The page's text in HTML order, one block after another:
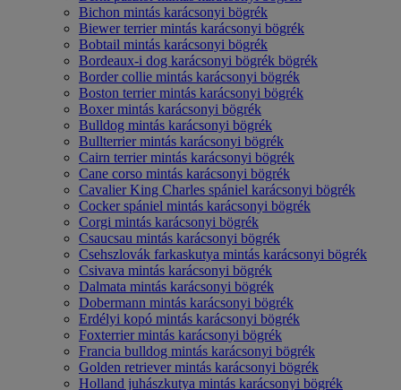
Bichon mintás karácsonyi bögrék
Biewer terrier mintás karácsonyi bögrék
Bobtail mintás karácsonyi bögrék
Bordeaux-i dog karácsonyi bögrék bögrék
Border collie mintás karácsonyi bögrék
Boston terrier mintás karácsonyi bögrék
Boxer mintás karácsonyi bögrék
Bulldog mintás karácsonyi bögrék
Bullterrier mintás karácsonyi bögrék
Cairn terrier mintás karácsonyi bögrék
Cane corso mintás karácsonyi bögrék
Cavalier King Charles spániel karácsonyi bögrék
Cocker spániel mintás karácsonyi bögrék
Corgi mintás karácsonyi bögrék
Csaucsau mintás karácsonyi bögrék
Csehszlovák farkaskutya mintás karácsonyi bögrék
Csivava mintás karácsonyi bögrék
Dalmata mintás karácsonyi bögrék
Dobermann mintás karácsonyi bögrék
Erdélyi kopó mintás karácsonyi bögrék
Foxterrier mintás karácsonyi bögrék
Francia bulldog mintás karácsonyi bögrék
Golden retriever mintás karácsonyi bögrék
Holland juhászkutya mintás karácsonyi bögrék